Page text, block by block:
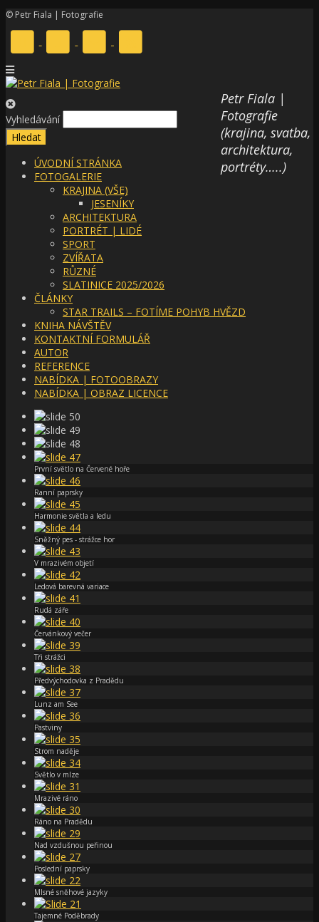
© Petr Fiala | Fotografie
Petr Fiala |
Fotografie
(krajina, svatba,
architektura,
portréty…..)
Vyhledávání
ÚVODNÍ STRÁNKA
FOTOGALERIE
KRAJINA (VŠE)
JESENÍKY
ARCHITEKTURA
PORTRÉT | LIDÉ
SPORT
ZVÍŘATA
RŮZNÉ
SLATINICE 2025/2026
ČLÁNKY
STAR TRAILS – FOTÍME POHYB HVĚZD
KNIHA NÁVŠTĚV
KONTAKTNÍ FORMULÁŘ
AUTOR
REFERENCE
NABÍDKA | FOTOOBRAZY
NABÍDKA | OBRAZ LICENCE
První světlo na Červené hoře
Ranní paprsky
Harmonie světla a ledu
Sněžný pes - strážce hor
V mrazivém objetí
Ledová barevná variace
Rudá záře
Červánkový večer
Tři strážci
Předvýchodovka z Pradědu
Lunz am See
Pastviny
Strom naděje
Světlo v mlze
Mrazivé ráno
Ráno na Pradědu
Nad vzdušnou peřinou
Poslední paprsky
Mlsné sněhové jazyky
Tajemné Poděbrady